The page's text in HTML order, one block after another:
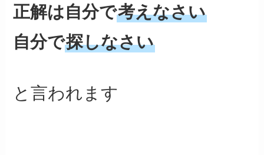
正解は自分で考えなさい
自分で探しなさい
と言われます